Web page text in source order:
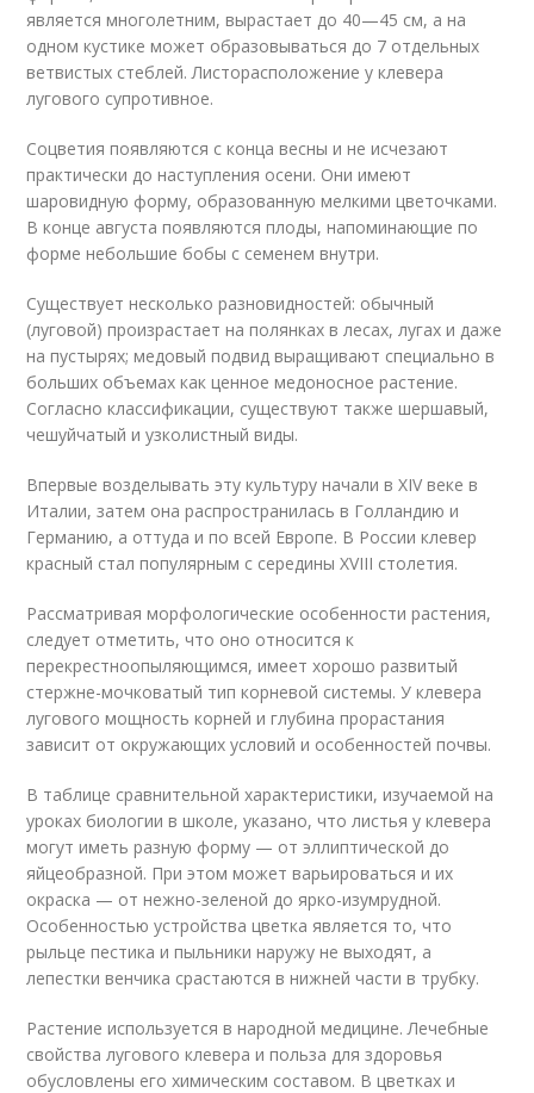
является многолетним, вырастает до 40—45 см, а на
одном кустике может образовываться до 7 отдельных
ветвистых стеблей. Листорасположение у клевера
лугового супротивное.
Соцветия появляются с конца весны и не исчезают
практически до наступления осени. Они имеют
шаровидную форму, образованную мелкими цветочками.
В конце августа появляются плоды, напоминающие по
форме небольшие бобы с семенем внутри.
Существует несколько разновидностей: обычный
(луговой) произрастает на полянках в лесах, лугах и даже
на пустырях; медовый подвид выращивают специально в
больших объемах как ценное медоносное растение.
Согласно классификации, существуют также шершавый,
чешуйчатый и узколистный виды.
Впервые возделывать эту культуру начали в XIV веке в
Италии, затем она распространилась в Голландию и
Германию, а оттуда и по всей Европе. В России клевер
красный стал популярным с середины XVIII столетия.
Рассматривая морфологические особенности растения,
следует отметить, что оно относится к
перекрестноопыляющимся, имеет хорошо развитый
стержне-мочковатый тип корневой системы. У клевера
лугового мощность корней и глубина прорастания
зависит от окружающих условий и особенностей почвы.
В таблице сравнительной характеристики, изучаемой на
уроках биологии в школе, указано, что листья у клевера
могут иметь разную форму — от эллиптической до
яйцеобразной. При этом может варьироваться и их
окраска — от нежно-зеленой до ярко-изумрудной.
Особенностью устройства цветка является то, что
рыльце пестика и пыльники наружу не выходят, а
лепестки венчика срастаются в нижней части в трубку.
Растение используется в народной медицине. Лечебные
свойства лугового клевера и польза для здоровья
обусловлены его химическим составом. В цветках и